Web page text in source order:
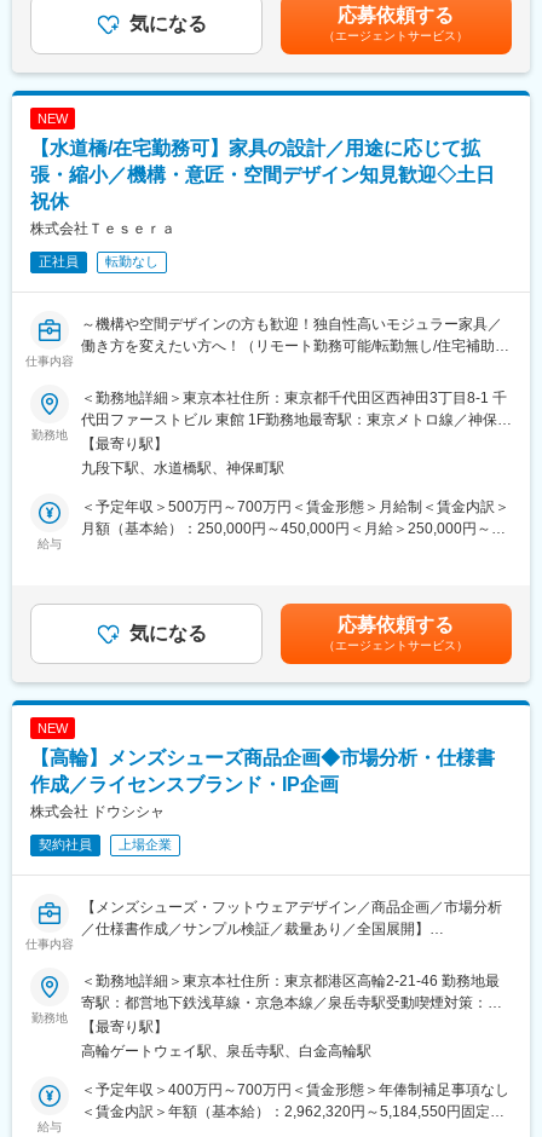
■企業の特徴・魅力
玩具・文具・日用品雑貨・装身具の企画・製造・販売を手掛ける
（DAISO）、キャンドゥ、ワッツなど大手100円ショップチェー
ら、低価格と品質を両立した商品供給を実現しています。
■組織構成
・複数のライセンスブランドを保有しているため、特定ブランド
のみならず幅広いブランドのデザインに携わることができます。
・フットウェア分野で専門性を高めたい方に適した環境です。
・ご経験や適性に応じて担当ブランドを決定するため、ご自身の
エイティブワークに挑戦いただけます。
週3日～を想定しています。
■アイテム割合
スニーカー7割
サンダル：2割
ブーツ：1割
■型数
■生産背景
中国
経験いたしました。
この時、当社会長 野村正治が当時の部下（同志）を集め、『絶対
につぶれない会社、働き甲斐やロマンのある会社を作ろう』と呼
びかけ、同じ志のもとに集まったメンバーで、１９７４年に日用
雑貨品の卸売業を行う『同志社』（後に今のドウシシャに名称変
変更の範囲：会社の定める業務
気になる 応募依頼する
（エージェントサービス）
NEW
【水道橋/在宅勤務可】家具の設計／用途に応じて拡
張・縮小／機構・意匠・空間デザイン知見歓迎◇土日
祝休
株式会社Ｔｅｓｅｒａ
正社員 転勤なし
仕事内容
～機構や空間デザインの方も歓迎！独自性高いモジュラー家具／
働き方を変えたい方へ！（リモート勤務可能/転勤無し/住宅補助・
神保町からアクセス～
＼姿を変えながら暮らしに寄り添う、サステナブルな家具システ
ム／
・当社の家具は、空間や用途に合わせてサイズを調整できるモジ
ュールシステムです。パーツを追加・交換することで様々な形に
変更可能で、傷ついた部分は部分交換ができます。アルミニウム
と自然木を使用したシンプルなデザインは、機能的でありながら
ール家具は働き方や企業の成長に応じて形を変えることができる
画期的なものです。小さなサイドテーブルから大きな本棚まで、
特許を取得した独自の構造により、多様なニーズに合わせてカス
新製品の企画・設計
モジュラー家具の構造設計
試作品の作成・評価
製品改良およびコストダウン設計
材料・部品選定
営業・デザイナーとの打合せ
顧客要望に応じた設計提案
製造会社との調整
オフィスプランニング
・開発プロセス改善
部材標準化
設計ルール整備
BOM管理
勤務地
＜勤務地詳細＞東京本社住所：東京都千代田区西神田3丁目8-1 千
代田ファーストビル 東館 1F勤務地最寄駅：東京メトロ線／神保町
駅受動喫煙対策：屋内全面禁煙変更の範囲：会社の定める事業所
【最寄り駅】
九段下駅、水道橋駅、神保町駅
給与
＜予定年収＞500万円～700万円＜賃金形態＞月給制＜賃金内訳＞
月額（基本給）：250,000円～450,000円＜月給＞250,000円～
昇給：年1回（4月）賃金はあくまでも目安の金額であり、選考を
通じて上下する可能性があります。月給(月額)は固定手当を含めた
気になる 応募依頼する
（エージェントサービス）
NEW
【高輪】メンズシューズ商品企画◆市場分析・仕様書
作成／ライセンスブランド・IP企画
株式会社 ドウシシャ
契約社員 上場企業
仕事内容
【メンズシューズ・フットウェアデザイン／商品企画／市場分析
／仕様書作成／サンプル検証／裁量あり／全国展開】
■仕事内容
シューズデザインををお任せします。
具体的には
・市場分析・価格帯設定を踏まえた商品企画立案
・デザイン画の作成
・仕様書の作成
・サンプルチェック
勤務地
＜勤務地詳細＞東京本社住所：東京都港区高輪2-21-46 勤務地最
寄駅：都営地下鉄浅草線・京急本線／泉岳寺駅受動喫煙対策：屋
内全面禁煙変更の範囲：会社の定める事業所
【最寄り駅】
高輪ゲートウェイ駅、泉岳寺駅、白金高輪駅
給与
＜予定年収＞400万円～700万円＜賃金形態＞年俸制補足事項なし
＜賃金内訳＞年額（基本給）：2,962,320円～5,184,550円固定残